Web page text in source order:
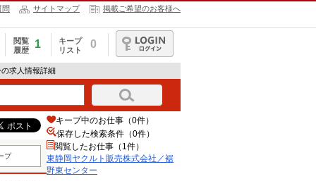
問 サイトマップ 掲載ご希望のお客様へ
閲覧
履歴
1
キープ
リスト
0
ログイン
求人情報詳細
プ
キープ中のお仕事（0件）
保存した検索条件（0件）
閲覧したお仕事（1件）
東静岡ヤクルト販売株式会社／裾
野東センター